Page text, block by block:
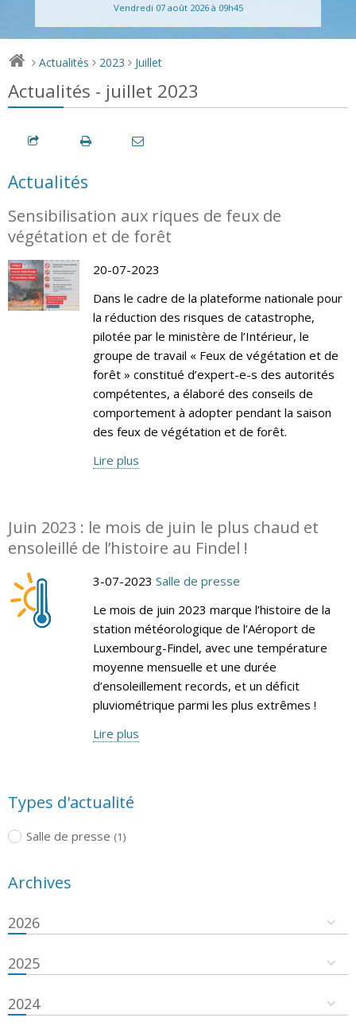
Vendredi 07 août 2026 à 09h45
> Actualités > 2023 > Juillet
Actualités - juillet 2023
Actualités
Sensibilisation aux riques de feux de
végétation et de forêt
20-07-2023
Dans le cadre de la plateforme nationale pour
la réduction des risques de catastrophe,
pilotée par le ministère de l’Intérieur, le
groupe de travail « Feux de végétation et de
forêt » constitué d’expert-e-s des autorités
compétentes, a élaboré des conseils de
comportement à adopter pendant la saison
des feux de végétation et de forêt.
Lire plus
Juin 2023 : le mois de juin le plus chaud et
ensoleillé de l’histoire au Findel !
3-07-2023 Salle de presse
Le mois de juin 2023 marque l’histoire de la
station météorologique de l’Aéroport de
Luxembourg-Findel, avec une température
moyenne mensuelle et une durée
d’ensoleillement records, et un déficit
pluviométrique parmi les plus extrêmes !
Lire plus
Types d'actualité
Salle de presse (1)
Archives
2026
2025
2024